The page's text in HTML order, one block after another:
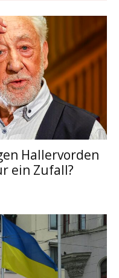
Hallervorden
ein Zufall?